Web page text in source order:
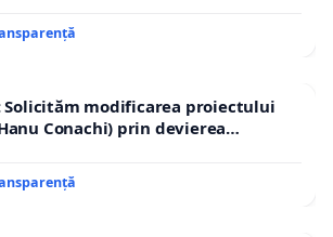
modificarea proiectului
Conachi) prin devierea
localităților!